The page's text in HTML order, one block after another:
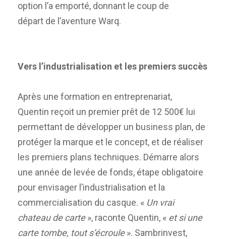
option l’a emporté, donnant le coup de
départ de l’aventure Warq.
Vers l’industrialisation et les premiers succès
Après une formation en entreprenariat,
Quentin reçoit un premier prêt de 12 500€ lui
permettant de développer un business plan, de
protéger la marque et le concept, et de réaliser
les premiers plans techniques. Démarre alors
une année de levée de fonds, étape obligatoire
pour envisager l’industrialisation et la
commercialisation du casque. « Un vrai
chateau de carte», raconte Quentin, « et si une
carte tombe, tout s’écroule». Sambrinvest,